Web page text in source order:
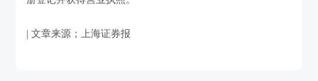
| 文章来源；上海证券报